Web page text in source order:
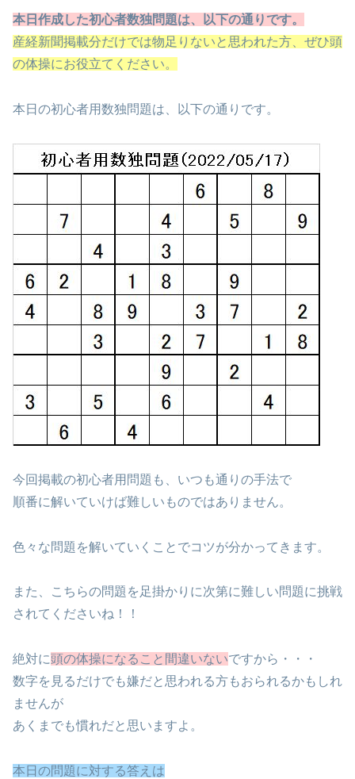
本日作成した初心者数独問題は、以下の通りです。
産経新聞掲載分だけでは物足りないと思われた方、ぜひ頭
の体操にお役立てください。
本日の初心者用数独問題は、以下の通りです。
今回掲載の初心者用問題も、いつも通りの手法で
順番に解いていけば難しいものではありません。
色々な問題を解いていくことでコツが分かってきます。
また、こちらの問題を足掛かりに次第に難しい問題に挑戦
されてくださいね！！
絶対に頭の体操になること間違いないですから・・・
数字を見るだけでも嫌だと思われる方もおられるかもしれ
ませんが
あくまでも慣れだと思いますよ。
本日の問題に対する答えは